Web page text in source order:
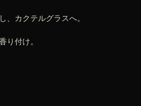
、カクテルグラスへ。
り付け。